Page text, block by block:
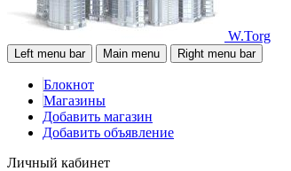
W.Torg
Left menu bar Main menu Right menu bar
Блокнот
Магазины
Добавить магазин
Добавить объявление
Личный кабинет